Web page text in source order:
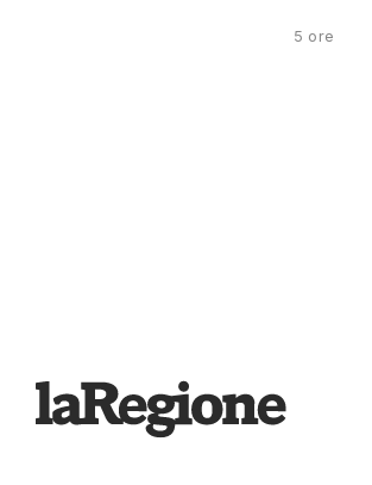
5 ore